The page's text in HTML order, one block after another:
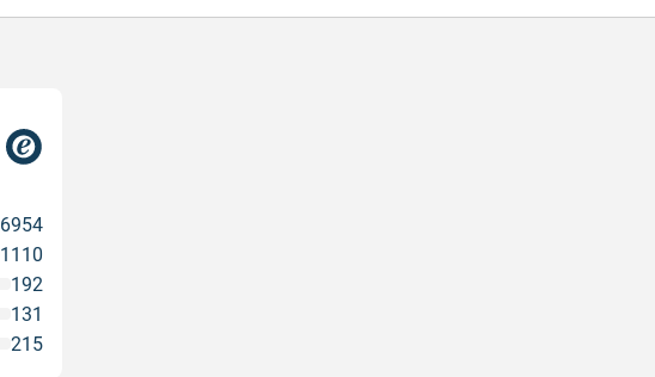
215
131
192
1110
6954